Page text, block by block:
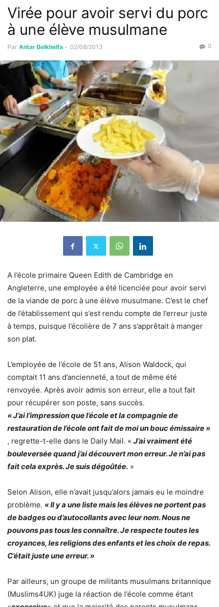
Virée pour avoir servi du porc
à une élève musulmane
Par Antar Belkhelfa - 02/08/2013 0
A l’école primaire Queen Edith de Cambridge en
Angleterre, une employée a été licenciée pour avoir servi
de la viande de porc à une élève musulmane. C’est le chef
de l’établissement qui s’est rendu compte de l’erreur juste
à temps, puisque l’écolière de 7 ans s’apprêtait à manger
son plat.
L’employée de l’école de 51 ans, Alison Waldock, qui
comptait 11 ans d’ancienneté, a tout de même été
renvoyée. Après avoir admis son erreur, elle a tout fait
pour récupérer son poste, sans succès.
« J’ai l’impression que l’école et la compagnie de
restauration de l’école ont fait de moi un bouc émissaire »
, regrette-t-elle dans le Daily Mail. « J’ai vraiment été
bouleversée quand j’ai découvert mon erreur. Je n’ai pas
fait cela exprès. Je suis dégoûtée. »
Selon Alison, elle n’avait jusqu’alors jamais eu le moindre
problème. « Il y a une liste mais les élèves ne portent pas
de badges ou d’autocollants avec leur nom. Nous ne
pouvons pas tous les connaître. Je respecte toutes les
croyances, les religions des enfants et les choix de repas.
C’était juste une erreur. »
Par ailleurs, un groupe de militants musulmans britannique
(Muslims4UK) juge la réaction de l’école comme étant